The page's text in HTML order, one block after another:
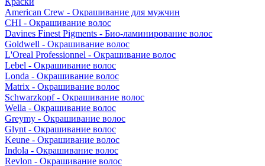
American Crew - Окрашивание для мужчин
CHI - Окрашивание волос
Davines Finest Pigments - Био-ламинирование волос
Goldwell - Окрашивание волос
L'Oreal Professionnel - Окрашивание волос
Lebel - Окрашивание волос
Londa - Окрашивание волос
Matrix - Окрашивание волос
Schwarzkopf - Окрашивание волос
Wella - Окрашивание волос
Greymy - Окрашивание волос
Glynt - Окрашивание волос
Keune - Окрашивание волос
Indola - Окрашивание волос
Revlon - Окрашивание волос